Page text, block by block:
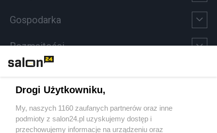
Gospodarka
Rozmaitości
Sport
Społeczeństwo
Drogi Użytkowniku,
My, naszych 1160 zaufanych partnerów oraz inne
podmioty z salon24.pl uzyskujemy dostęp i
przechowujemy informacje na urządzeniu oraz